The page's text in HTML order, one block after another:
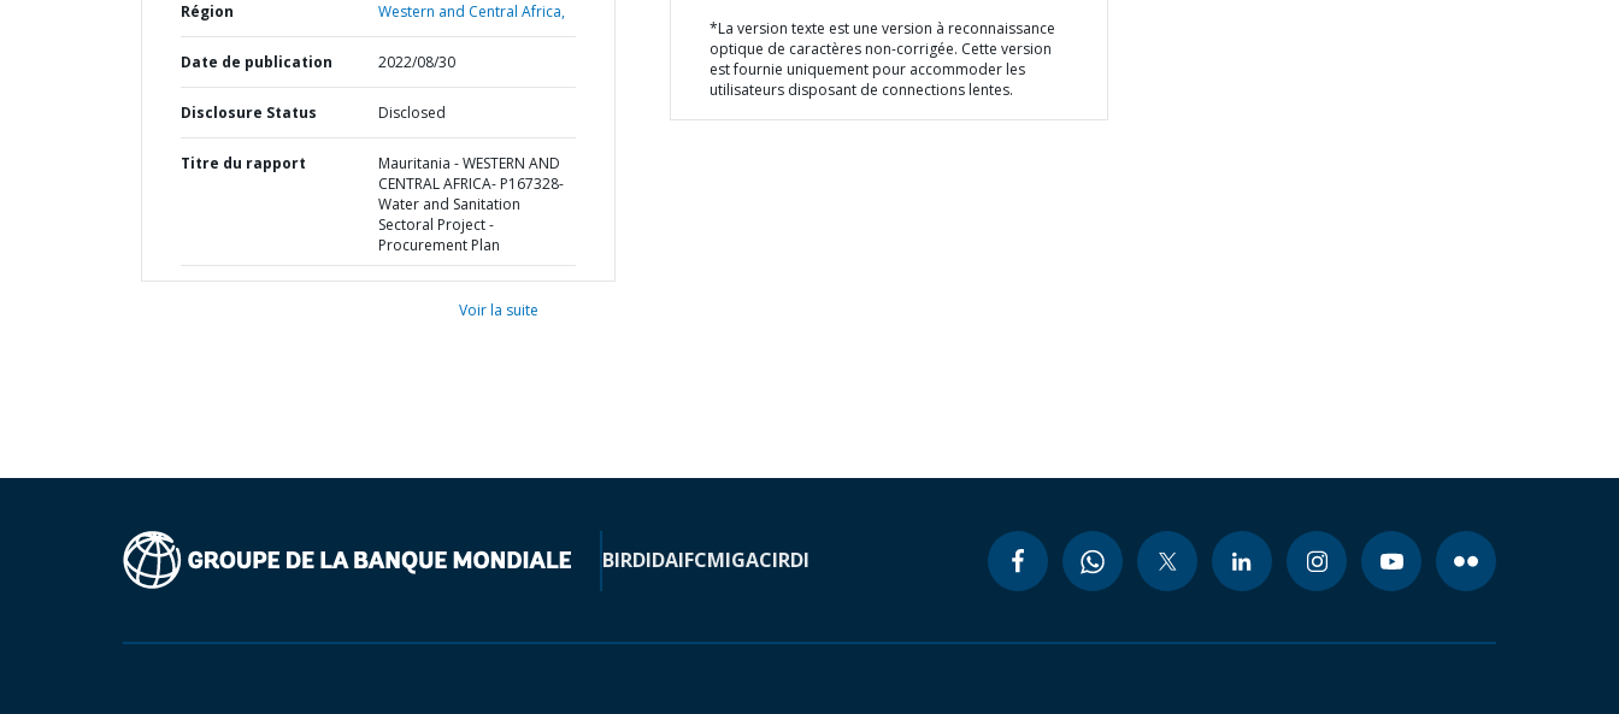
Région Western and Central Africa,
Date de publication 2022/08/30
Disclosure Status Disclosed
Titre du rapport
Mauritania - WESTERN AND
CENTRAL AFRICA- P167328-
Water and Sanitation
Sectoral Project -
Procurement Plan
Voir la suite
*La version texte est une version à reconnaissance
optique de caractères non-corrigée. Cette version
est fournie uniquement pour accommoder les
utilisateurs disposant de connections lentes.
BIRDIDAIFCMIGACIRDI